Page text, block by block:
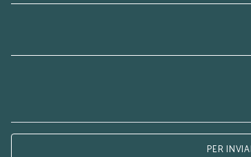
PER